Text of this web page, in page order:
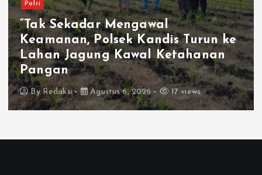
Polri
“Tak Sekadar Mengawal
Keamanan, Polsek Kandis Turun ke
Lahan Jagung Kawal Ketahanan
Pangan
ByRedaksi Agustus 6, 2026 17 views